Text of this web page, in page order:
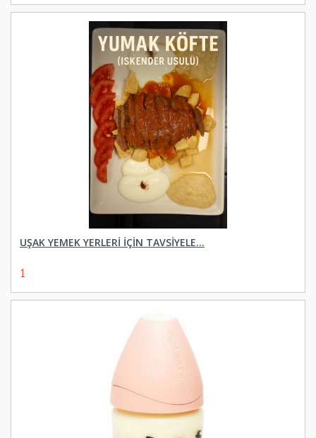
UŞAK YEMEK YERLERI İÇIN TAVSIYELE...
1